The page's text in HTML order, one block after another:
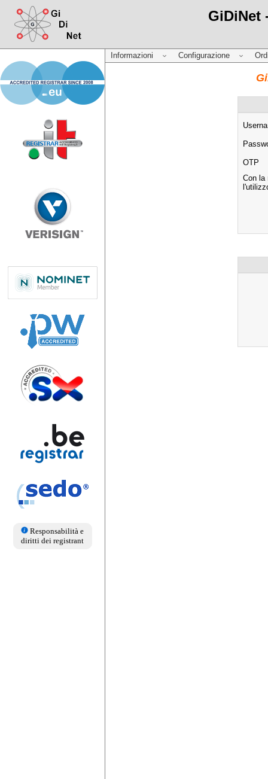
GiDiNet
Responsabilità e
diritti dei registrant
Informazioni Configurazione
OTP
Con la